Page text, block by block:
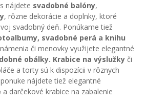
nájdete svadobné balóny,
, rôzne dekorácie a doplnky, ktoré
svadobný deň. Ponúkame tiež
svadobné perá a knihu
či menovky využijete elegantné
obálky. Krabice na výslužky či
a torty sú k dispozícii v rôznych
nájdete tiež elegantné
a darčekové krabice na zabalenie